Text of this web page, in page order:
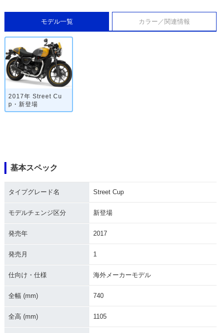
モデル一覧 カラー／関連情報
2017年 Street Cu
p・新登場
基本スペック
タイプグレード名 Street Cup
モデルチェンジ区分 新登場
発売年 2017
発売月 1
仕向け・仕様 海外メーカーモデル
全幅 (mm) 740
全高 (mm) 1105